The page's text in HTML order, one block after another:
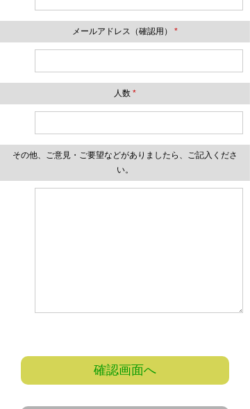
メールアドレス（確認用） *
人数 *
その他、ご意見・ご要望などがありましたら、ご記入くださ
い。
確認画面へ